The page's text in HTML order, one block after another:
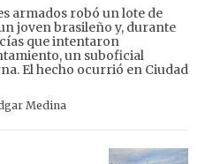
armados robó un lote de
joven brasileño y, durante
que intentaron
un suboficial
El hecho ocurrió en Ciudad
Medina